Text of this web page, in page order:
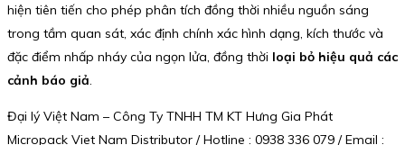
hiện tiên tiến cho phép phân tích đồng thời nhiều nguồn sáng
trong tầm quan sát, xác định chính xác hình dạng, kích thước và
đặc điểm nhấp nháy của ngọn lửa, đồng thời loại bỏ hiệu quả các
cảnh báo giả.
Đại lý Việt Nam – Công Ty TNHH TM KT Hưng Gia Phát
Micropack Viet Nam Distributor / Hotline : 0938 336 079 / Email :